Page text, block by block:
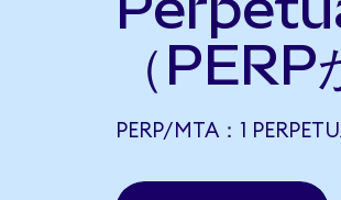
（PERP
PERP/MTA：1